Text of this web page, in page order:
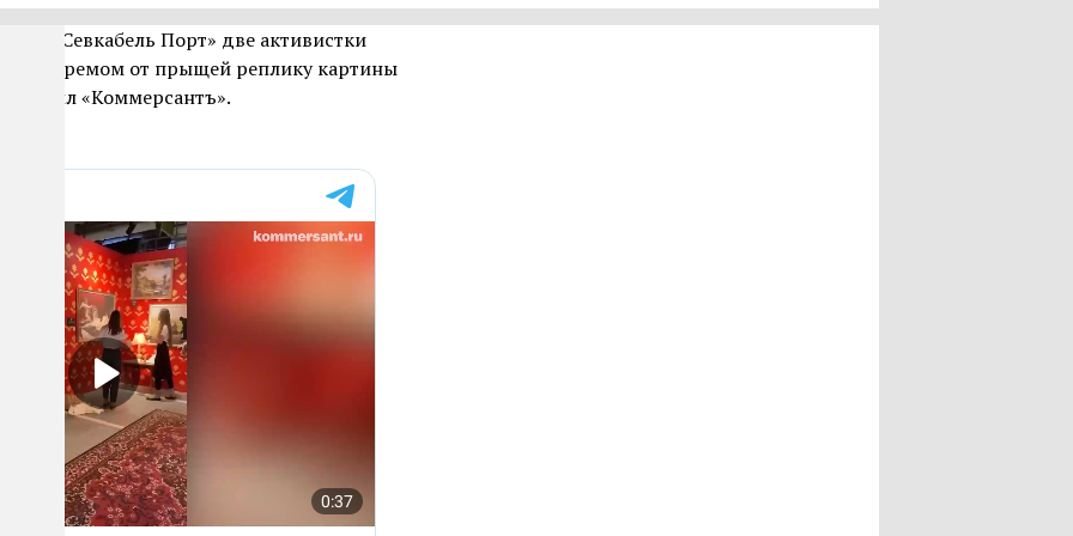
«Севкабель Порт» две активистки
кремом от прыщей реплику картины
«Коммерсантъ».